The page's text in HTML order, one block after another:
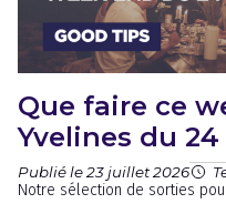
Que faire ce
Yvelines du
Publié le 23 juillet 2026
Notre sélection de sorties